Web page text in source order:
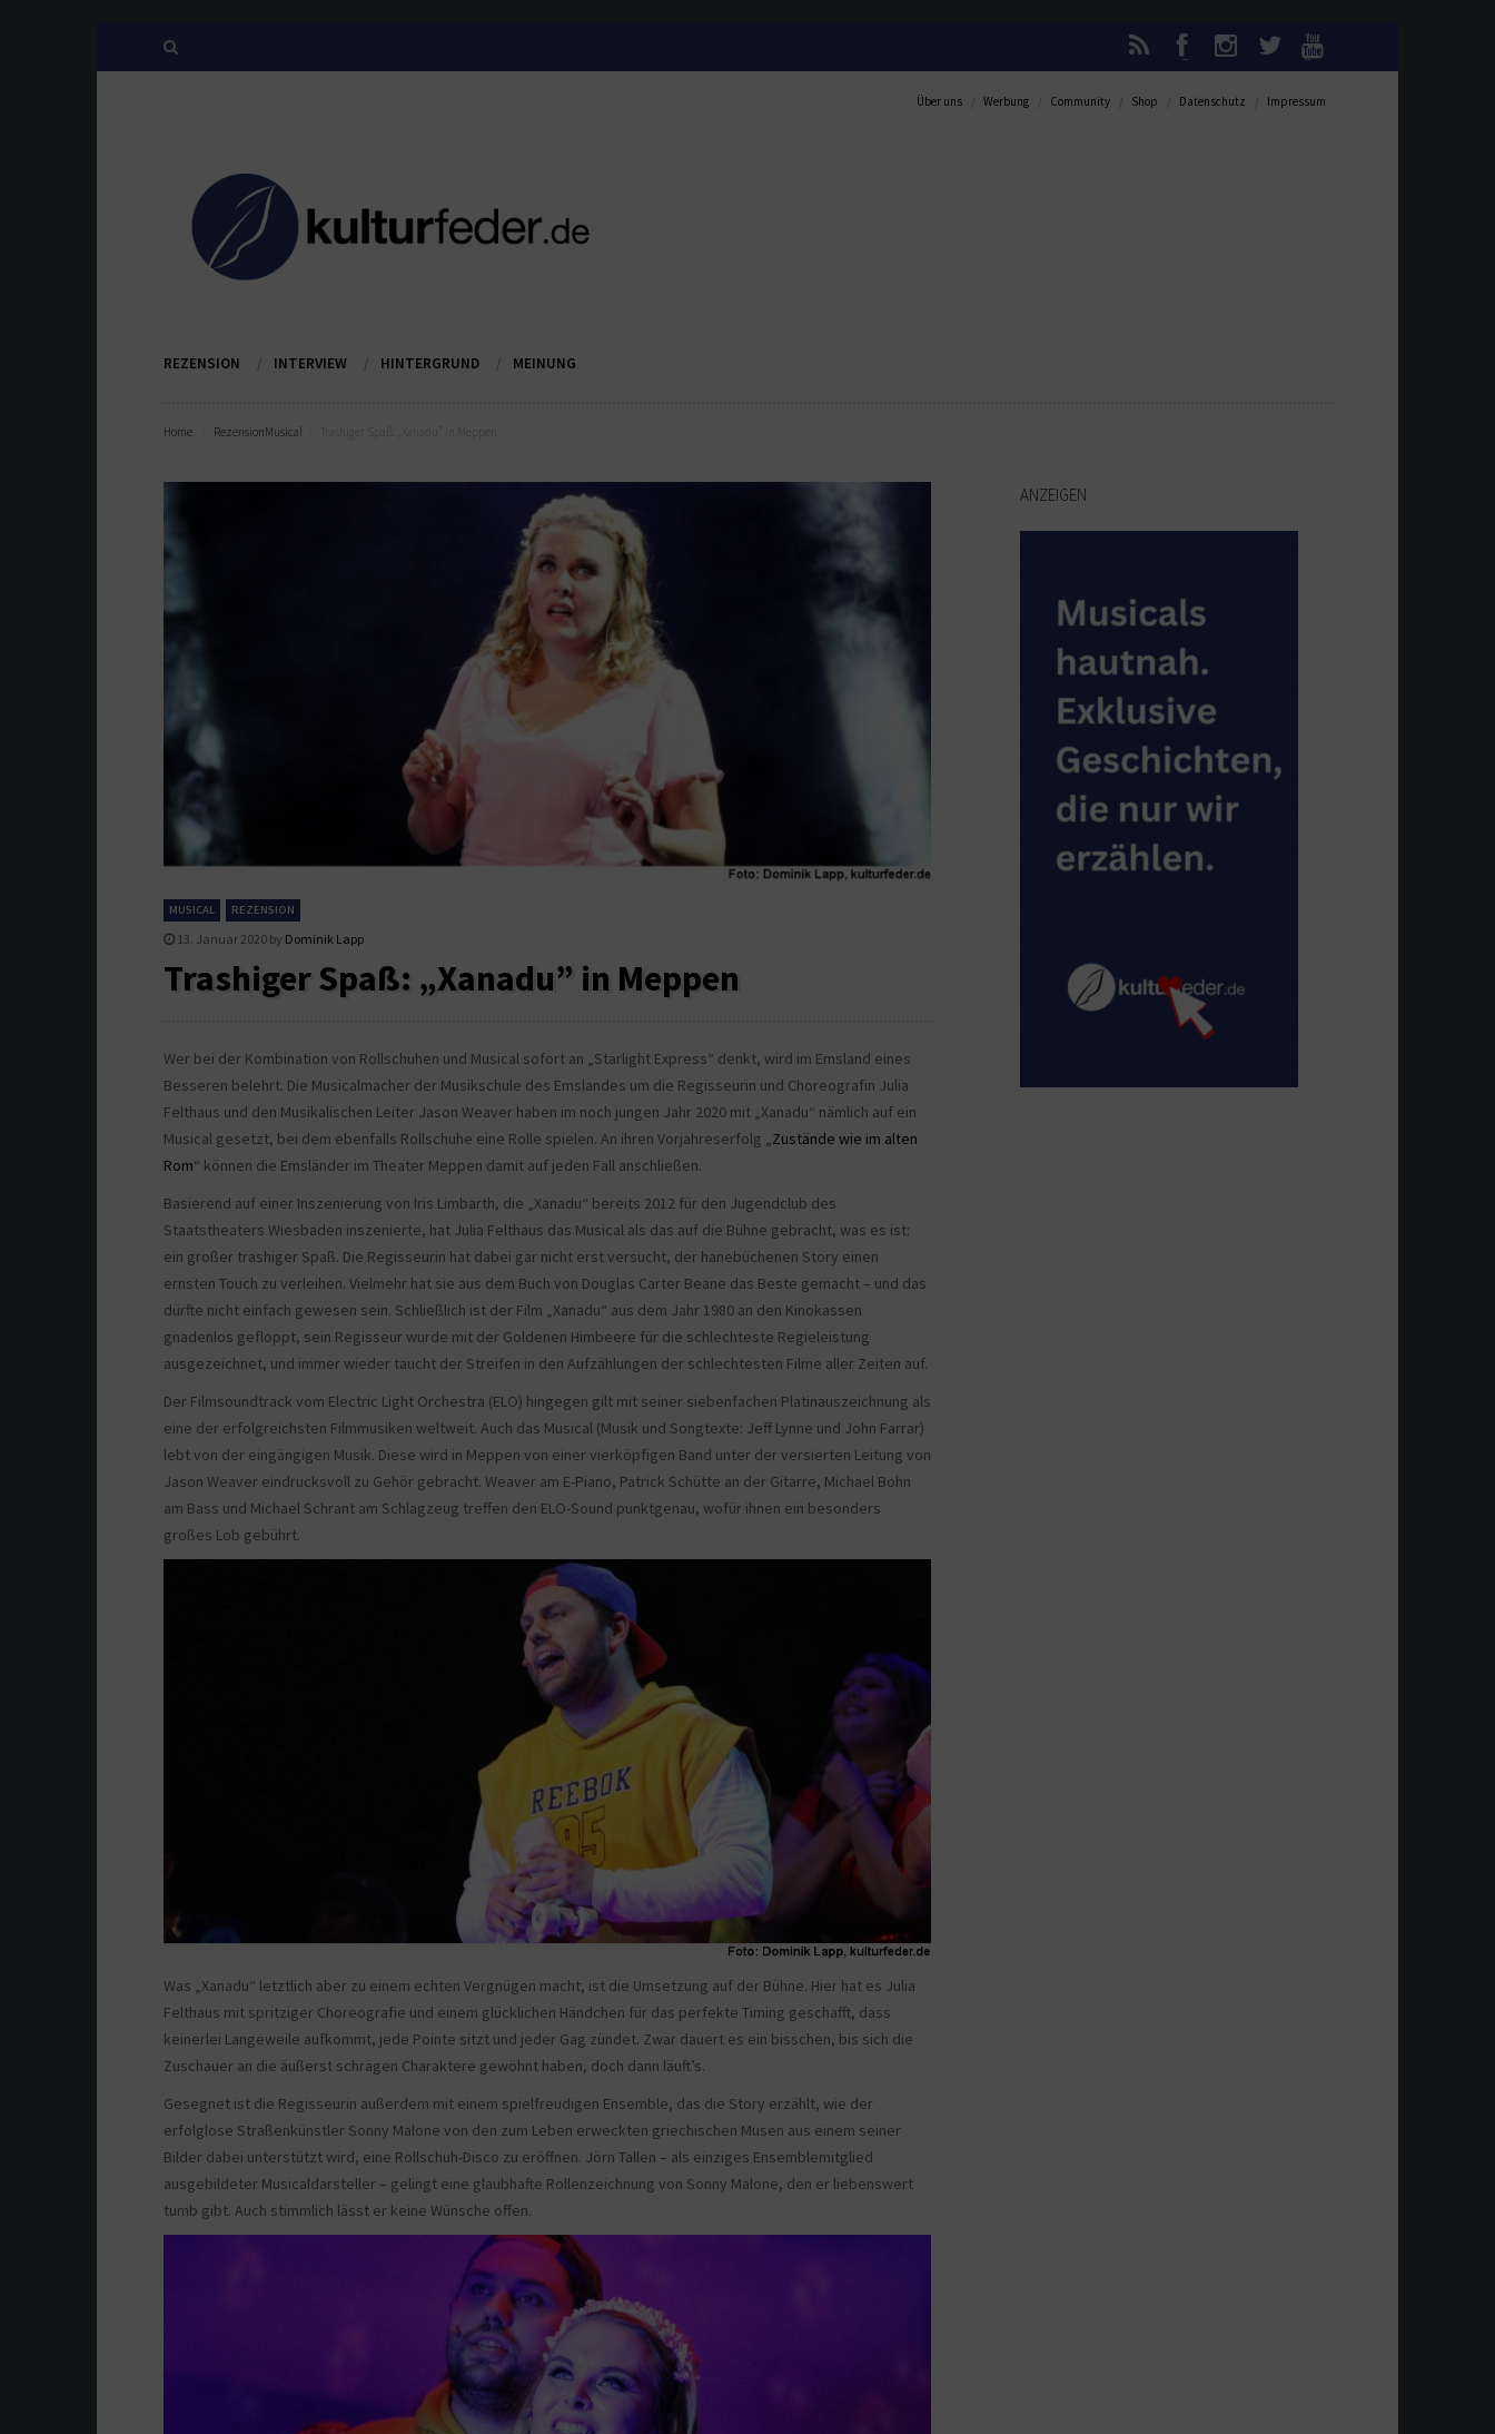
Über uns Werbung Community Shop Datenschutz Impressum
REZENSION INTERVIEW HINTERGRUND MEINUNG
Home RezensionMusical
MUSICAL REZENSION
13. Januar 2020 by Dominik Lapp
Trashiger Spaß: „Xanadu” in Meppen
Wer bei der Kombination von Rollschuhen und Musical sofort an „Starlight Express“ denkt, wird im Emsland eines
Besseren belehrt. Die Musicalmacher der Musikschule des Emslandes um die Regisseurin und Choreografin Julia
Felthaus und den Musikalischen Leiter Jason Weaver haben im noch jungen Jahr 2020 mit „Xanadu“ nämlich auf ein
Musical gesetzt, bei dem ebenfalls Rollschuhe eine Rolle spielen. An ihren Vorjahreserfolg „Zustände wie im alten
Rom“ können die Emsländer im Theater Meppen damit auf jeden Fall anschließen.
Basierend auf einer Inszenierung von Iris Limbarth, die „Xanadu“ bereits 2012 für den Jugendclub des
Staatstheaters Wiesbaden inszenierte, hat Julia Felthaus das Musical als das auf die Bühne gebracht, was es ist:
ein großer trashiger Spaß. Die Regisseurin hat dabei gar nicht erst versucht, der hanebüchenen Story einen
ernsten Touch zu verleihen. Vielmehr hat sie aus dem Buch von Douglas Carter Beane das Beste gemacht – und das
dürfte nicht einfach gewesen sein. Schließlich ist der Film „Xanadu“ aus dem Jahr 1980 an den Kinokassen
gnadenlos gefloppt, sein Regisseur wurde mit der Goldenen Himbeere für die schlechteste Regieleistung
ausgezeichnet, und immer wieder taucht der Streifen in den Aufzählungen der schlechtesten Filme aller Zeiten auf.
Der Filmsoundtrack vom Electric Light Orchestra (ELO) hingegen gilt mit seiner siebenfachen Platinauszeichnung als
eine der erfolgreichsten Filmmusiken weltweit. Auch das Musical (Musik und Songtexte: Jeff Lynne und John Farrar)
lebt von der eingängigen Musik. Diese wird in Meppen von einer vierköpfigen Band unter der versierten Leitung von
Jason Weaver eindrucksvoll zu Gehör gebracht. Weaver am E-Piano, Patrick Schütte an der Gitarre, Michael Bohn
am Bass und Michael Schrant am Schlagzeug treffen den ELO-Sound punktgenau, wofür ihnen ein besonders
großes Lob gebührt.
Was „Xanadu“ letztlich aber zu einem echten Vergnügen macht, ist die Umsetzung auf der Bühne. Hier hat es Julia
Felthaus mit spritziger Choreografie und einem glücklichen Händchen für das perfekte Timing geschafft, dass
keinerlei Langeweile aufkommt, jede Pointe sitzt und jeder Gag zündet. Zwar dauert es ein bisschen, bis sich die
Zuschauer an die äußerst schrägen Charaktere gewöhnt haben, doch dann läuft’s.
Gesegnet ist die Regisseurin außerdem mit einem spielfreudigen Ensemble, das die Story erzählt, wie der
erfolglose Straßenkünstler Sonny Malone von den zum Leben erweckten griechischen Musen aus einem seiner
Bilder dabei unterstützt wird, eine Rollschuh-Disco zu eröffnen. Jörn Tallen – als einziges Ensemblemitglied
ausgebildeter Musicaldarsteller – gelingt eine glaubhafte Rollenzeichnung von Sonny Malone, den er liebenswert
tumb gibt. Auch stimmlich lässt er keine Wünsche offen.
ANZEIGEN